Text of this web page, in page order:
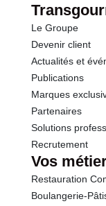
Le Groupe
Devenir client
Actualités et
Publications
Marques
Partenaires
Solutions
Recrutement
Vos
Restauration
Boulangerie-